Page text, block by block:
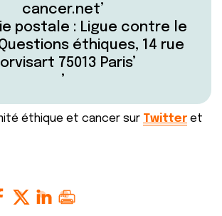
cancer.net
postale : Ligue contre le
éthiques, 14 rue
75013 Paris
éthique et cancer sur Twitter et